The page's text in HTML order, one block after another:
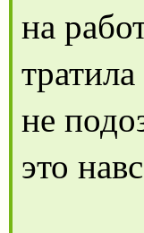
на
не
это